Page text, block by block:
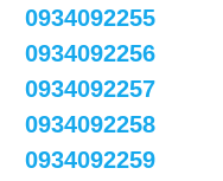
0934092255
0934092256
0934092257
0934092258
0934092259